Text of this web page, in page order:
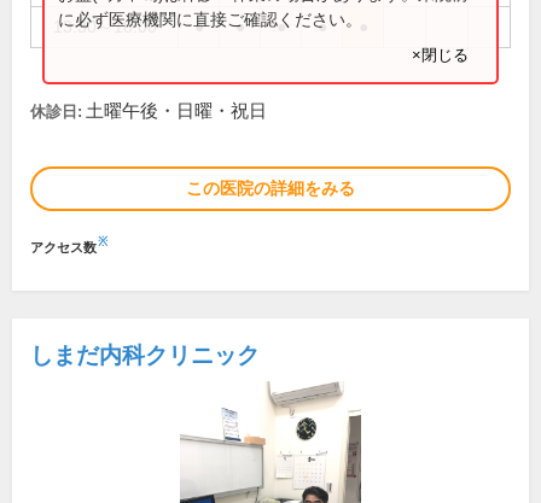
13:30～18:00 ● ● ● ●
に必ず医療機関に直接ご確認ください。
×閉じる
休診日: 土曜午後・日曜・祝日
この医院の詳細をみる
アクセス数※
しまだ内科クリニック